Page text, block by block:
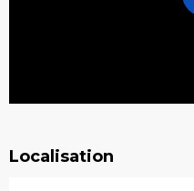
Localisation